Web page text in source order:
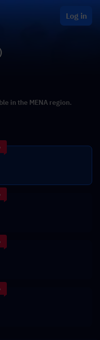
Log in
in the MENA region.